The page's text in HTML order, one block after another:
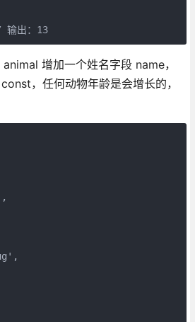
出：13
增加一个姓名字段 name，
，任何动物年龄是会增长的，